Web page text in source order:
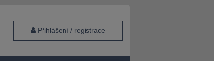
Přihlášení / registrace